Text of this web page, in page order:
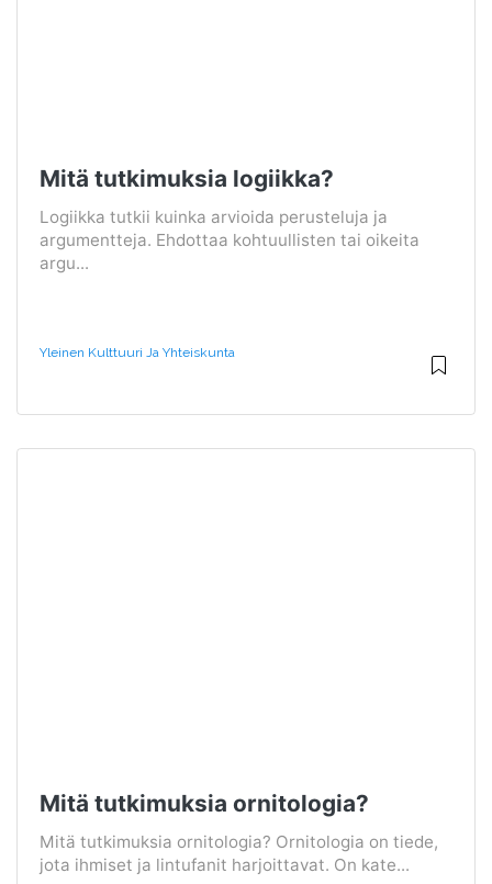
Mitä tutkimuksia logiikka?
Logiikka tutkii kuinka arvioida perusteluja ja
argumentteja. Ehdottaa kohtuullisten tai oikeita
argu...
Yleinen Kulttuuri Ja Yhteiskunta
Mitä tutkimuksia ornitologia?
Mitä tutkimuksia ornitologia? Ornitologia on tiede,
jota ihmiset ja lintufanit harjoittavat. On kate...